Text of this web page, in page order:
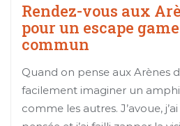
Rendez-vous aux
pour un escape
commun
Quand on pense aux Arènes
facilement imaginer un
comme les autres. J’avoue,